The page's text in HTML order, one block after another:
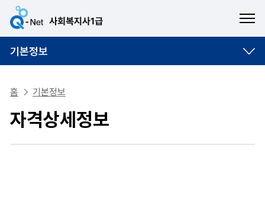
기본정보
홈 기본정보
자격상세정보